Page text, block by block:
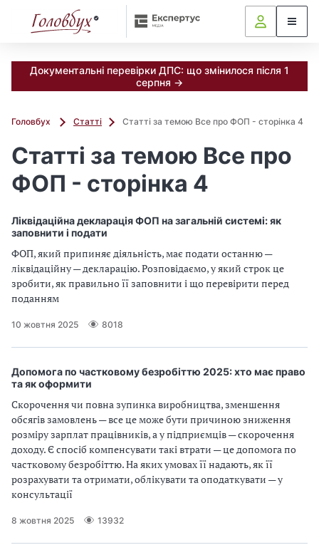
Документальні перевірки ДПС: що змінилося після 1
серпня →
Головбух Статті Статті за темою Все про ФОП - сторінка 4
Статті за темою Все про
ФОП - сторінка 4
Ліквідаційна декларація ФОП на загальній системі: як
заповнити і подати
ФОП, який припиняє діяльність, має подати останню —
ліквідаційну — декларацію. Розповідаємо, у який строк це
зробити, як правильно її заповнити і що перевірити перед
поданням
10 жовтня 2025 8018
Допомога по частковому безробіттю 2025: хто має право
та як оформити
Скорочення чи повна зупинка виробництва, зменшення
обсягів замовлень — все це може бути причиною зниження
розміру зарплат працівників, а у підприємців — скорочення
доходу. Є спосіб компенсувати такі втрати — це допомога по
частковому безробіттю. На яких умовах її надають, як її
розрахувати та отримати, облікувати та оподаткувати — у
консультації
8 жовтня 2025 13932